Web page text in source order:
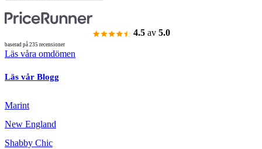
4.5 av 5.0
baserad på 235 recensioner
Läs våra omdömen
Läs vår Blogg
Marint
New England
Shabby Chic